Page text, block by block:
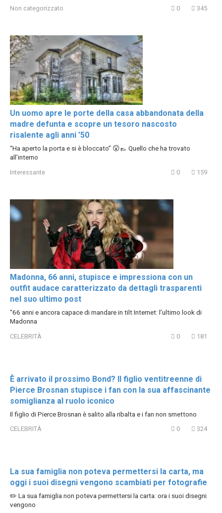
Non categorizzato 0 345
Un uomo apre le porte della casa abbandonata della
madre defunta e scopre un tesoro nascosto
risalente agli anni ’50
“Ha aperto la porta e si è bloccato” 😲👞 Quello che ha trovato
all’interno
Interessante 0 159
Madonna, 66 anni, stupisce e impressiona con un
outfit audace caratterizzato da dettagli trasparenti
nel suo ultimo post
“66 anni e ancora capace di mandare in tilt Internet: l’ultimo look di
Madonna
CELEBRITÀ 0 181
È arrivato il prossimo Bond? Il figlio ventitreenne di
Pierce Brosnan stupisce i fan con la sua affascinante
somiglianza al ruolo iconico
Il figlio di Pierce Brosnan è salito alla ribalta e i fan non smettono
CELEBRITÀ 0 324
La sua famiglia non poteva permettersi la carta, ma
oggi i suoi disegni vengono scambiati per fotografie
✏️ La sua famiglia non poteva permettersi la carta: ora i suoi disegni
vengono